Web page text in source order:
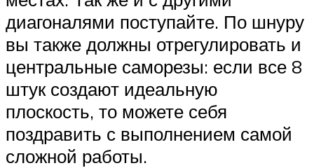
диагоналями поступайте. По шнуру
вы также должны отрегулировать и
центральные саморезы: если все 8
штук создают идеальную
плоскость, то можете себя
поздравить с выполнением самой
сложной работы.